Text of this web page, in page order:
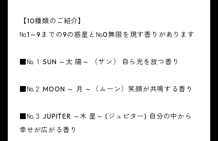
【10種類のご紹介】
№1～9までの9の惑星と№0無限を現す香りがあります
■№１ SUN ～太 陽～ （サン） 自ら光を放つ香り
■№２ MOON ～ 月 ～（ムーン）笑顔が共鳴する香り
■№３ JUPITER ～木 星～ (ジュピター) 自分の中から
幸せが広がる香り